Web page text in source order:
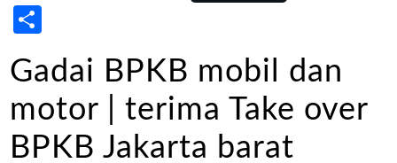
Gadai BPKB mobil dan
motor | terima Take over
BPKB Jakarta barat